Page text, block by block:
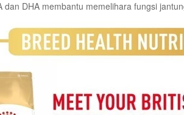
dan DHA membantu memelihara fungsi